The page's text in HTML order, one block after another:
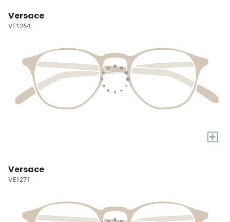
Versace
VE1264
+
Versace
VE1271